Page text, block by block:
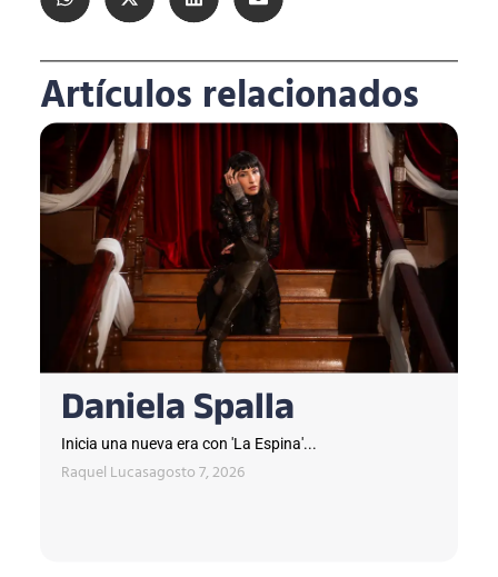
Artículos relacionados
Daniela Spalla
Inicia una nueva era con 'La Espina'...
Raquel Lucasagosto 7, 2026